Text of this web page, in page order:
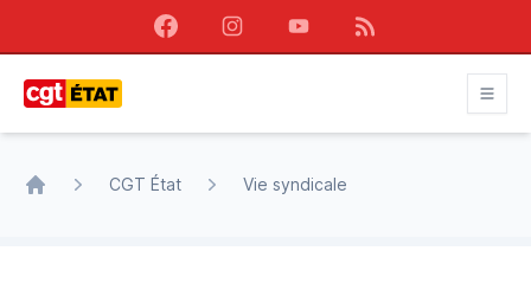
FacebookInstagramYoutubeRSS
CGT État Vie syndicale